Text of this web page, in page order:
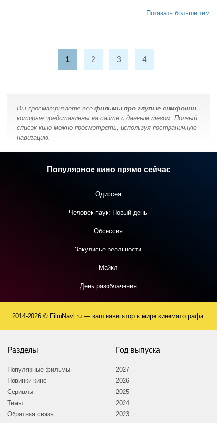
Показать больше тем
1 2 3 4
Вы просматриваете все фильмы про глупые симфонии,
которые представлены на сайте с данным тегом. Полный
список кино можно просмотреть, используя постраничную
навигацию.
Популярное кино прямо сейчас
Одиссея
Человек-паук: Новый день
Обсессия
Закулисье реальности
Майкл
День разоблачения
2014-2026 © FilmNavi.ru — ваш навигатор в мире кинематографа.
Разделы
Популярные фильмы
Новинки кино
Сериалы
Темы
Обратная связь
Год выпуска
2027
2026
2025
2024
2023